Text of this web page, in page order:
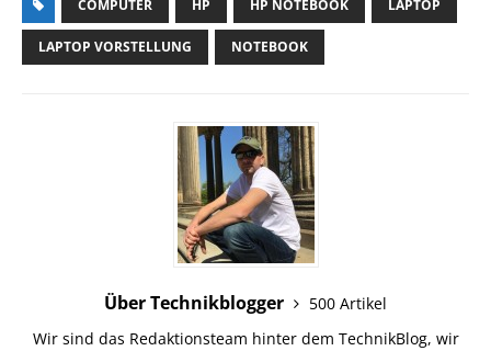
COMPUTER HP HP NOTEBOOK LAPTOP
LAPTOP VORSTELLUNG NOTEBOOK
Über Technikblogger
500 Artikel
Wir sind das Redaktionsteam hinter dem TechnikBlog, wir